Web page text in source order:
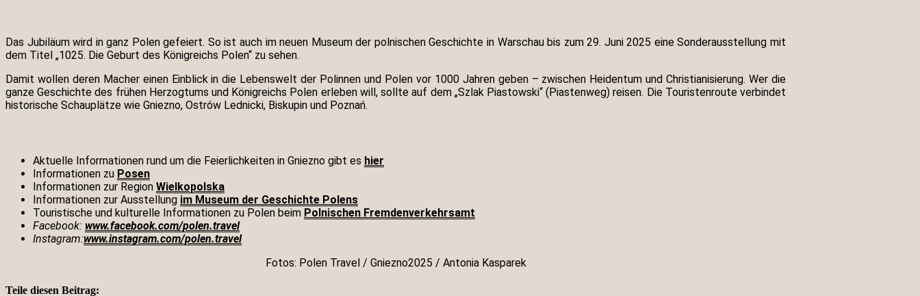
Das Jubiläum wird in ganz Polen gefeiert. So ist auch im neuen Museum der polnischen Geschichte in Warschau bis zum 29. Juni 2025 eine Sonderausstellung mit
dem Titel „1025. Die Geburt des Königreichs Polen“ zu sehen.
Damit wollen deren Macher einen Einblick in die Lebenswelt der Polinnen und Polen vor 1000 Jahren geben – zwischen Heidentum und Christianisierung. Wer die
ganze Geschichte des frühen Herzogtums und Königreichs Polen erleben will, sollte auf dem „Szlak Piastowski“ (Piastenweg) reisen. Die Touristenroute verbindet
historische Schauplätze wie Gniezno, Ostrów Lednicki, Biskupin und Poznań.
Aktuelle Informationen rund um die Feierlichkeiten in Gniezno gibt es hier
Informationen zu Posen
Informationen zur Region Wielkopolska
Informationen zur Ausstellung im Museum der Geschichte Polens
Touristische und kulturelle Informationen zu Polen beim Polnischen Fremdenverkehrsamt
Facebook: www.facebook.com/polen.travel
Instagram:www.instagram.com/polen.travel
Fotos: Polen Travel / Gniezno2025 / Antonia Kasparek
Teile diesen Beitrag: